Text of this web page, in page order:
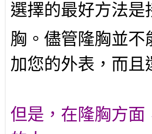
選擇的最好方法
胸。儘管隆胸並
加您的外表，而
但是，在隆胸方